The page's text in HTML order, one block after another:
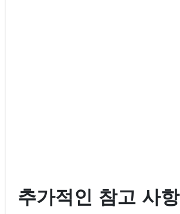
추가적인 참고 사항